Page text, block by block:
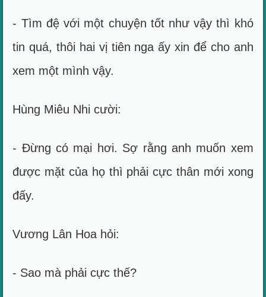
- Tìm đệ với một chuyện tốt như vậy thì khó
tin quá, thôi hai vị tiên nga ấy xin để cho anh
xem một mình vậy.
Hùng Miêu Nhi cười:
- Đừng có mại hơi. Sợ rằng anh muốn xem
được mặt của họ thì phải cực thân mới xong
đấy.
Vương Lân Hoa hỏi:
- Sao mà phải cực thế?